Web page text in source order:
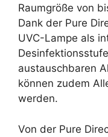
Raumgröße von
Dank der Pure
UVC-Lampe als
austauschbaren
können zudem
werden.
Von der Pure